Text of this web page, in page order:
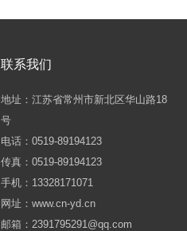
联系我们
地址：江苏省常州市新北区华山路18
号
电话：0519-89194123
传真：0519-89194123
手机：13328171071
网址：www.cn-yd.cn
邮箱：2391795291@qq.com